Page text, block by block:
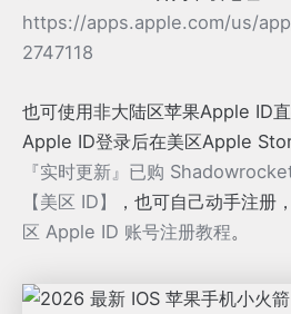
https://apps.apple.com/us/
2747118
也可使用非大陆区苹果Apple ID
Apple ID登录后在美区Apple
『实时更新』已购
【美区 ID】
，也可自己动手注册
区 Apple ID 账号注册教程。